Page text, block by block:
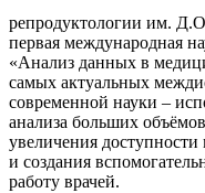
репродуктологии им.
первая международная
«Анализ данных в
самых актуальных
современной науки –
анализа больших
увеличения
и создания
работу врачей.